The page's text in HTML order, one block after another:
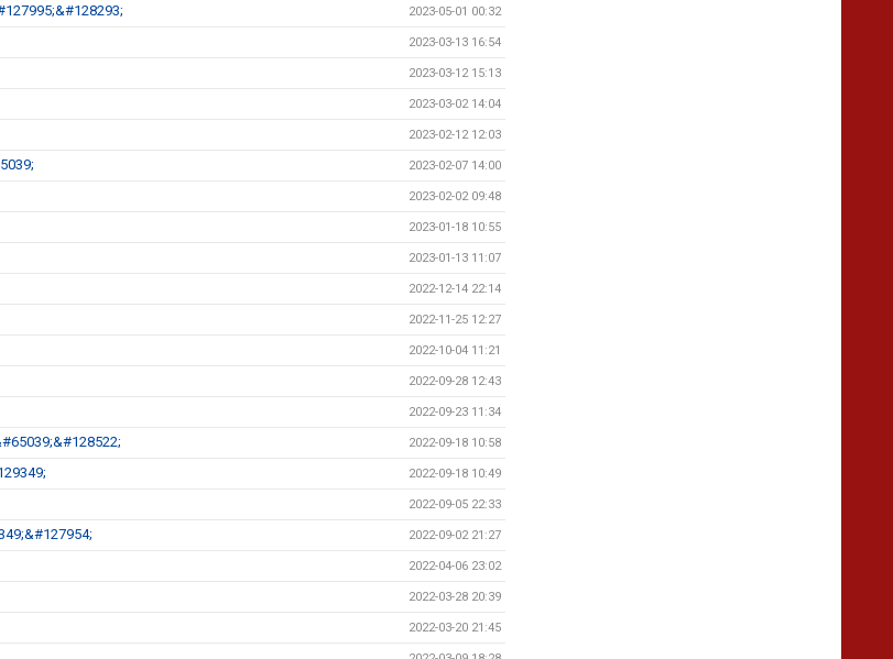
2023-05-01 00:32
2023-03-13 16:54
2023-03-12 15:13
2023-03-02 14:04
2023-02-12 12:03
2023-02-07 14:00
2023-02-02 09:48
2023-01-18 10:55
2023-01-13 11:07
2022-12-14 22:14
2022-11-25 12:27
2022-10-04 11:21
2022-09-28 12:43
2022-09-23 11:34
2022-09-18 10:58
2022-09-18 10:49
2022-09-05 22:33
2022-09-02 21:27
2022-04-06 23:02
2022-03-28 20:39
2022-03-20 21:45